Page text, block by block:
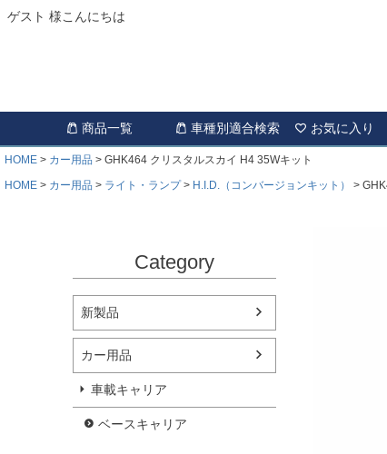
ゲスト 様こんにちは
商品一覧 車種別適合検索 お気に入り
HOME カー用品
GHK464 クリスタルスカイ H4 35Wキット
HOME
カー用品 ライト・ランプ H.I.D.（コンバージョンキット）
Category
新製品
カー用品
車載キャリア
ベースキャリア